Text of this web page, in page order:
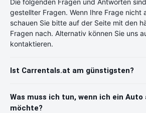
gestellter Fragen. Wenn Ihre Frage nicht
schauen Sie bitte auf der Seite mit den
Fragen nach. Alternativ können Sie uns
kontaktieren.
Ist Carrentals.at am günstigsten?
Was muss ich tun, wenn ich ein Auto
möchte?